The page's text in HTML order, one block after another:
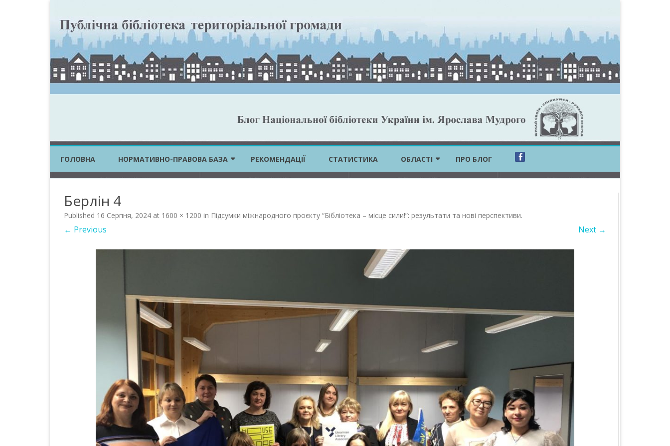
to
ГОЛОВНА НОРМАТИВНО-ПРАВОВА БАЗА РЕКОМЕНДАЦІЇ СТАТИСТИКА ОБЛАСТІ
ДНІПРОПЕТРОВСЬКА ОБЛАСТЬ
ІВАНО-ФРАНКІВСЬКА ОБЛАСТЬ
М. КИЇВ
КІРОВОГРАДСЬКА ОБЛАСТЬ
ЛУГАНСЬКА ОБЛАСТЬ
ЛЬВІВСЬКА ОБЛАСТЬ
ПРО БЛОГ
Берлін 4
Published 16 Серпня, 2024 at 1600 × 1200 in Підсумки міжнародного проєкту “Бібліотека – місце сили!”: результати та нові перспективи.
← Previous Next →